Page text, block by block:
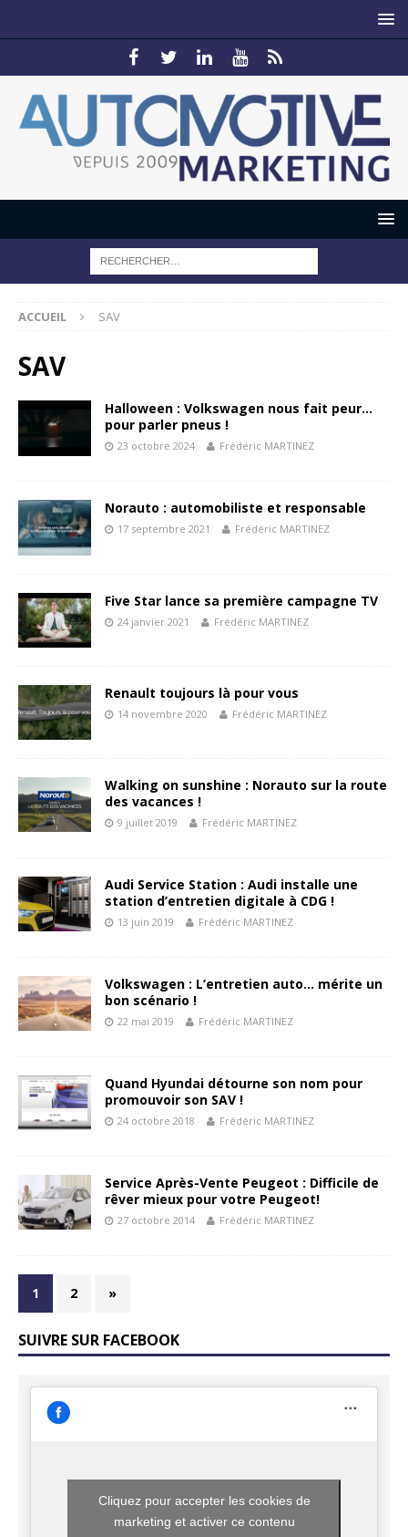
ACCUEIL SAV
SAV
Halloween : Volkswagen nous fait peur…
pour parler pneus !
23 octobre 2024 Frédéric MARTINEZ
Norauto : automobiliste et responsable
17 septembre 2021 Frédéric MARTINEZ
Five Star lance sa première campagne TV
24 janvier 2021 Frédéric MARTINEZ
Renault toujours là pour vous
14 novembre 2020 Frédéric MARTINEZ
Walking on sunshine : Norauto sur la route
des vacances !
9 juillet 2019 Frédéric MARTINEZ
Audi Service Station : Audi installe une
station d’entretien digitale à CDG !
13 juin 2019 Frédéric MARTINEZ
Volkswagen : L’entretien auto… mérite un
bon scénario !
22 mai 2019 Frédéric MARTINEZ
Quand Hyundai détourne son nom pour
promouvoir son SAV !
24 octobre 2018 Frédéric MARTINEZ
Service Après-Vente Peugeot : Difficile de
rêver mieux pour votre Peugeot!
27 octobre 2014 Frédéric MARTINEZ
1 2 »
SUIVRE SUR FACEBOOK
Cliquez pour accepter les cookies de
marketing et activer ce contenu